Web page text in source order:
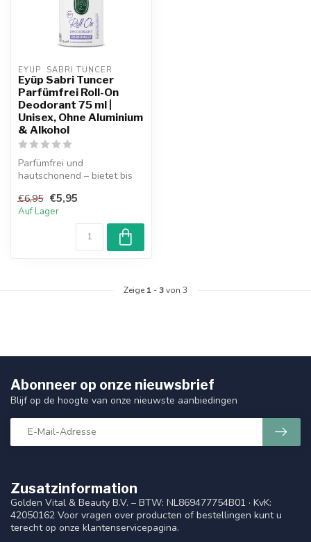
EYUP  SABRI TUNCER
Eyüp Sabri Tuncer
Parfümfrei Roll-On
Deodorant 75 ml |
Unisex, Ohne Aluminium
& Alkohol
Parfümfrei und
hautschonend – bietet bis
von Aluminiu...
€6,95 €5,95
Auf Lager
Zeige 1 -3von 3
Zusatzinformation
Golden Vital & Beauty B.V. – BTW: NL869477754B01 · KvK:
42050162 Voor vragen over producten of bestellingen kunt u
terecht op onze klantenservicepagina.
Abonneer op onze nieuwsbrief
Blijf op de hoogte van onze nieuwste aanbiedingen